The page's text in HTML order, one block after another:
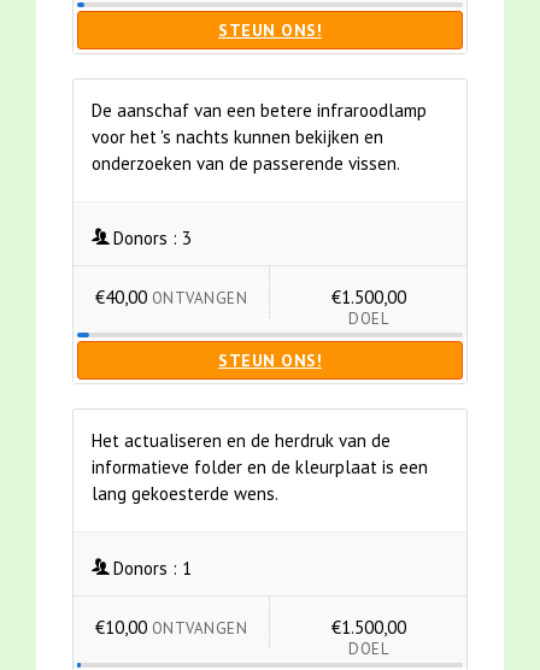
STEUN ONS!
De aanschaf van een betere infraroodlamp
voor het 's nachts kunnen bekijken en
onderzoeken van de passerende vissen.
Donors : 3
€40,00 ONTVANGEN €1.500,00
DOEL
STEUN ONS!
Het actualiseren en de herdruk van de
informatieve folder en de kleurplaat is een
lang gekoesterde wens.
Donors : 1
€10,00 ONTVANGEN €1.500,00
DOEL